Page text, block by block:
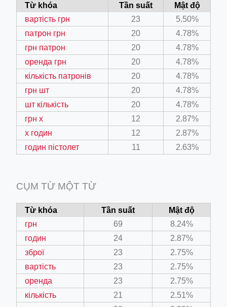
work?lat=37.49813&lng=127.0284&zoom=16
shredder-plant-equipment/scrap-shredder-fabrication
Từ khóa Tần suất
Mật độ
вартість грн
23
5.50%
патрон грн
20
4.78%
грн патрон
20
4.78%
оренда грн
20
4.78%
кількість патронів
20
4.78%
грн шт
20
4.78%
шт кількість
20
4.78%
грн х
12
2.87%
х годин
12
2.87%
годин пістолет
11 2.63%
CỤM TỪ MỘT TỪ
Từ khóa Tần suất
Mật độ
грн
69
8.24%
годин
24
2.87%
зброї
23
2.75%
вартість
23
2.75%
оренда
23
2.75%
кількість
21
2.51%